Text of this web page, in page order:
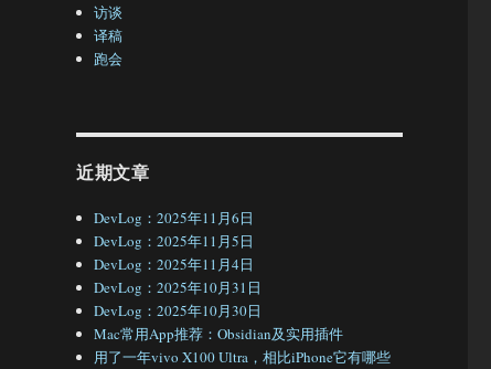
访谈
译稿
跑会
近期文章
DevLog：2025年11月6日
DevLog：2025年11月5日
DevLog：2025年11月4日
DevLog：2025年10月31日
DevLog：2025年10月30日
Mac常用App推荐：Obsidian及实用插件
用了一年vivo X100 Ultra，相比iPhone它有哪些